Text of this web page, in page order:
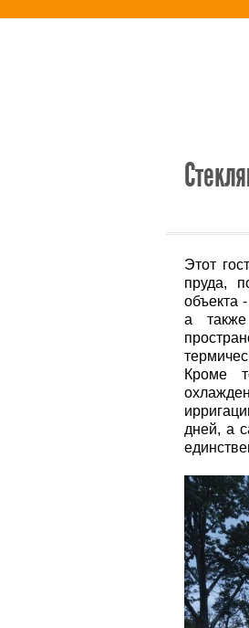
Этот
пруда,
объекта
а также
Кроме
дней, а